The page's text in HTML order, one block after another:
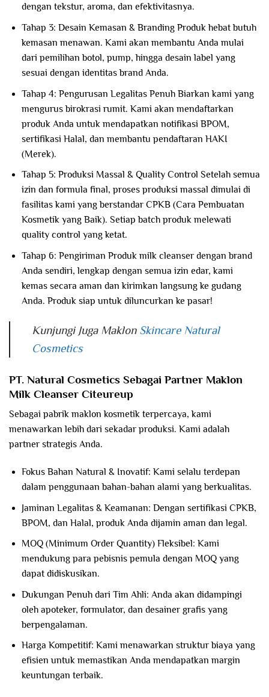
dengan tekstur, aroma, dan efektivitasnya.
Tahap 3: Desain Kemasan & Branding Produk hebat butuh
kemasan menawan. Kami akan membantu Anda mulai
dari pemilihan botol, pump, hingga desain label yang
sesuai dengan identitas brand Anda.
Tahap 4: Pengurusan Legalitas Penuh Biarkan kami yang
mengurus birokrasi rumit. Kami akan mendaftarkan
produk Anda untuk mendapatkan notifikasi BPOM,
sertifikasi Halal, dan membantu pendaftaran HAKI
(Merek).
Tahap 5: Produksi Massal & Quality Control Setelah semua
izin dan formula final, proses produksi massal dimulai di
fasilitas kami yang berstandar CPKB (Cara Pembuatan
Kosmetik yang Baik). Setiap batch produk melewati
quality control yang ketat.
Tahap 6: Pengiriman Produk milk cleanser dengan brand
Anda sendiri, lengkap dengan semua izin edar, kami
kemas secara aman dan kirimkan langsung ke gudang
Anda. Produk siap untuk diluncurkan ke pasar!
Kunjungi Juga Maklon Skincare Natural
Cosmetics
PT. Natural Cosmetics Sebagai Partner Maklon
Milk Cleanser Citeureup
Sebagai pabrik maklon kosmetik terpercaya, kami
menawarkan lebih dari sekadar produksi. Kami adalah
partner strategis Anda.
Fokus Bahan Natural & Inovatif: Kami selalu terdepan
dalam penggunaan bahan-bahan alami yang berkualitas.
Jaminan Legalitas & Keamanan: Dengan sertifikasi CPKB,
BPOM, dan Halal, produk Anda dijamin aman dan legal.
MOQ (Minimum Order Quantity) Fleksibel: Kami
mendukung para pebisnis pemula dengan MOQ yang
dapat didiskusikan.
Dukungan Penuh dari Tim Ahli: Anda akan didampingi
oleh apoteker, formulator, dan desainer grafis yang
berpengalaman.
Harga Kompetitif: Kami menawarkan struktur biaya yang
efisien untuk memastikan Anda mendapatkan margin
keuntungan terbaik.